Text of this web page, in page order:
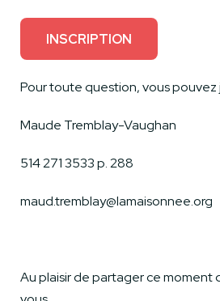
INSCRIPTION
Pour toute question, vous pouvez
Maude Tremblay-Vaughan
514 271 3533 p. 288
maud.tremblay@lamaisonnee.org
Au plaisir de partager ce